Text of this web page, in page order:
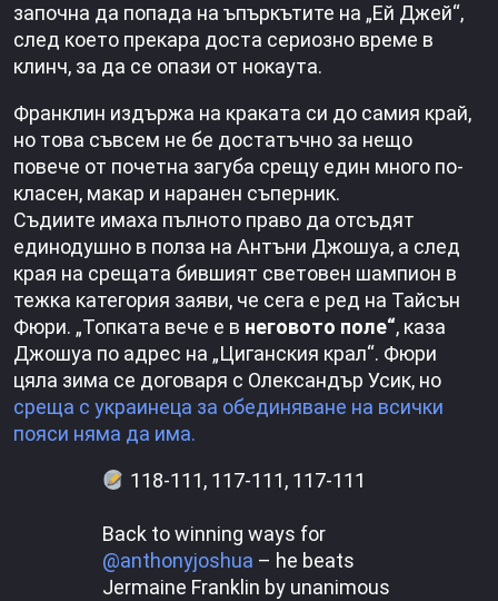
започна да попада на ъпъркътите на „Ей Джей“,
след което прекара доста сериозно време в
клинч, за да се опази от нокаута.
Франклин издържа на краката си до самия край,
но това съвсем не бе достатъчно за нещо
повече от почетна загуба срещу един много по-
класен, макар и наранен съперник.
Съдиите имаха пълното право да отсъдят
единодушно в полза на Антъни Джошуа, а след
края на срещата бившият световен шампион в
тежка категория заяви, че сега е ред на Тайсън
Фюри. „Топката вече е в неговото поле“, каза
Джошуа по адрес на „Циганския крал“. Фюри
цяла зима се договаря с Олександър Усик, но
среща с украинеца за обединяване на всички
пояси няма да има.
118-111, 117-111, 117-111
Back to winning ways for
@anthonyjoshua – he beats
Jermaine Franklin by unanimous